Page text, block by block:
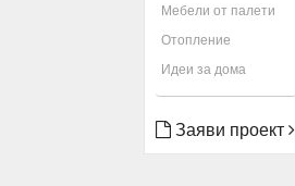
Мебели от палети
Отопление
Идеи за дома
Заяви проект